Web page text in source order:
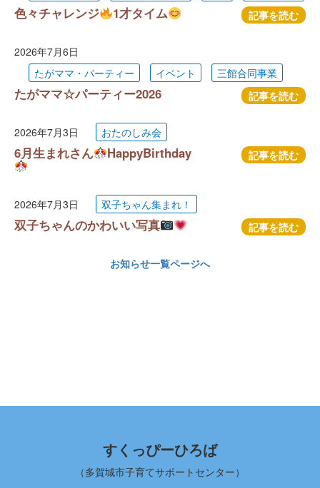
色々チャレンジ 1才タイム 記事を読む
2026年7月6日
たがママ・パーティー
イベント 三館合同事業
たがママ☆パーティー2026 記事を読む
2026年7月3日 おたのしみ会
6月生まれさん HappyBirthday 記事を読む
2026年7月3日 双子ちゃん集まれ！
双子ちゃんのかわいい写真 記事を読む
お知らせ一覧ページへ
すくっぴーひろば
（多賀城市子育てサポートセンター）